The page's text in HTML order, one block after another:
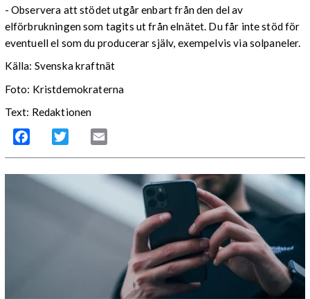
- Observera att stödet utgår enbart från den del av
elförbrukningen som tagits ut från elnätet. Du får inte stöd för
eventuell el som du producerar själv, exempelvis via solpaneler.
Källa: Svenska kraftnät
Foto: Kristdemokraterna
Text: Redaktionen
Facebook Twitter